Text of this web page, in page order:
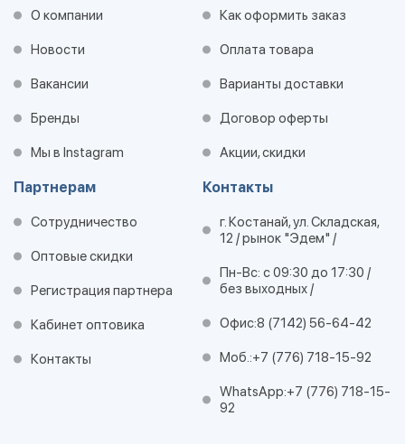
О компании
Новости
Вакансии
Бренды
Мы в Instagram
Как оформить заказ
Оплата товара
Варианты доставки
Договор оферты
Акции, скидки
Партнерам
Сотрудничество
Оптовые скидки
Регистрация партнера
Кабинет оптовика
Контакты
Контакты
г. Костанай, ул. Складская,
12 / рынок "Эдем" /
Пн-Вс: с 09:30 до 17:30 /
без выходных /
Офис:8 (7142) 56-64-42
Моб.:+7 (776) 718-15-92
WhatsApp:+7 (776) 718-15-
92